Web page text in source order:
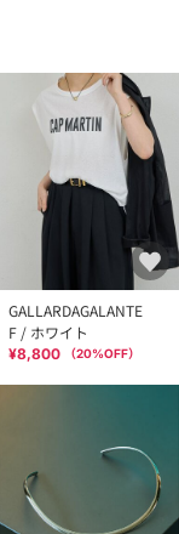
GALLARDAGALANTE
F / ホワイト
¥8,800 （20%OFF）